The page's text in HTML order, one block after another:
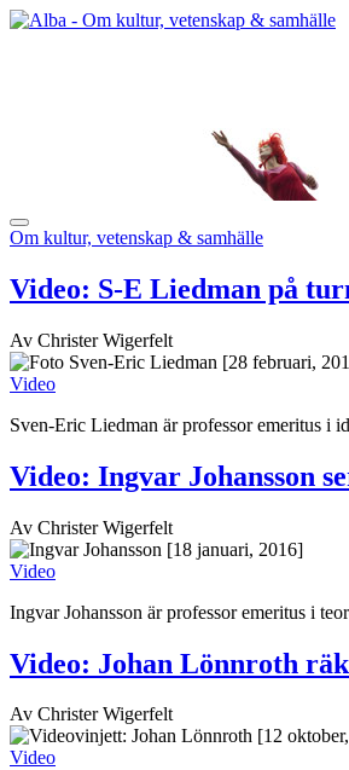
Om kultur, vetenskap & samhälle
Video: S-E Liedman på
Av Christer Wigerfelt
[28 februari,
Video
Sven-Eric Liedman är professor emeritus i
Video: Ingvar Johansson
Av Christer Wigerfelt
[18 januari, 2016]
Video
Ingvar Johansson är professor emeritus i
Video: Johan Lönnroth
Av Christer Wigerfelt
[12
Video